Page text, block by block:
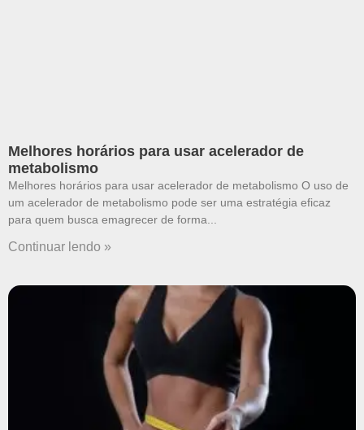
Melhores horários para usar acelerador de
metabolismo
Melhores horários para usar acelerador de metabolismo O uso de
um acelerador de metabolismo pode ser uma estratégia eficaz
para quem busca emagrecer de forma
Continuar lendo »